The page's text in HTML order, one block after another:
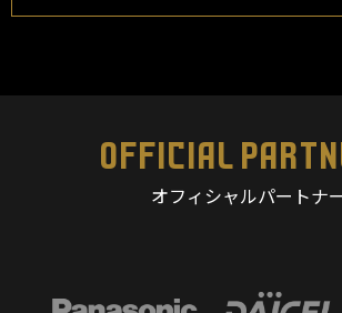
OFFICIAL
オフィシャルパートナ